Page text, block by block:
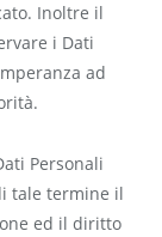
Inoltre il
i Dati
ad
Personali
tale termine il
ed il diritto